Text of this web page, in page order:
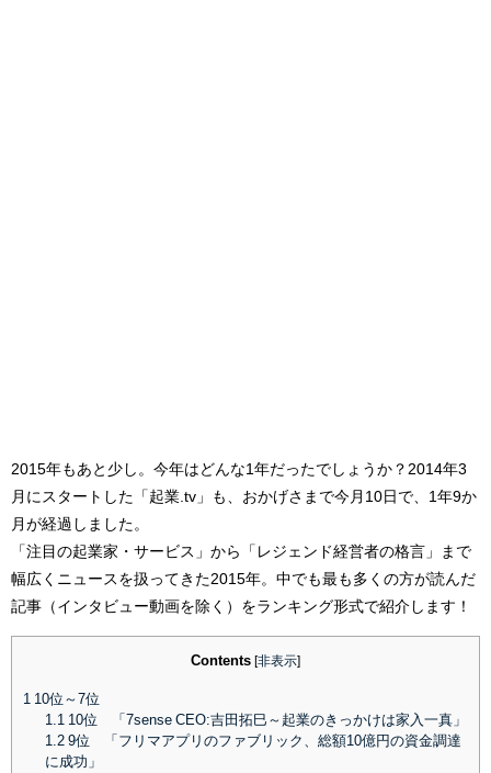
2015年もあと少し。今年はどんな1年だったでしょうか？2014年3
月にスタートした「起業.tv」も、おかげさまで今月10日で、1年9か
月が経過しました。
「注目の起業家・サービス」から「レジェンド経営者の格言」まで
幅広くニュースを扱ってきた2015年。中でも最も多くの方が読んだ
記事（インタビュー動画を除く）をランキング形式で紹介します！
Contents 非表示
1 10位～7位
1.1 10位 「7sense CEO:吉田拓巳～起業のきっかけは家入一真」
1.29位 「フリマアプリのファブリック、総額10億円の資金調達
に成功」